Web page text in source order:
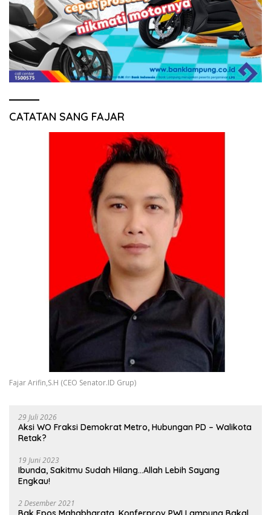
CATATAN SANG FAJAR
Fajar Arifin,S.H (CEO Senator.ID Grup)
29 Juli 2026
Aksi WO Fraksi Demokrat Metro, Hubungan PD – Walikota
Retak?
19 Juni 2023
Ibunda, Sakitmu Sudah Hilang…Allah Lebih Sayang
Engkau!
2 Desember 2021